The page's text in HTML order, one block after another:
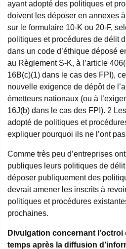
ayant adopté des politiques et
doivent les déposer en annexes
sur le formulaire 10-K ou 20-F,
politiques et procédures de délit
dans un code d’éthique déposé
au Règlement S-K, à l’article
16B(c)(1) dans le cas des FPI),
nouvelle exigence de dépôt de
émetteurs nationaux (ou à
16J(b) dans le cas des FPI). 2
adopté de politiques et
expliquer pourquoi ils ne l’ont
Comme très peu d’entreprises
publiques leurs politiques de délit
déposer publiquement des
devrait amener les inscrits à
politiques et procédures
prochaines.
Divulgation concernant l’octroi
temps après la diffusion